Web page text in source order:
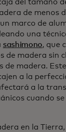
del tamaño
de menos
marco de
una
sashimono, que
de madera sin
de madera.
a la
a la
cuando
en la